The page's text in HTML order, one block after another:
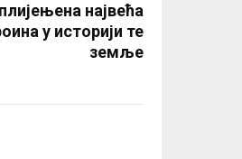
највећа
у историји те
земље